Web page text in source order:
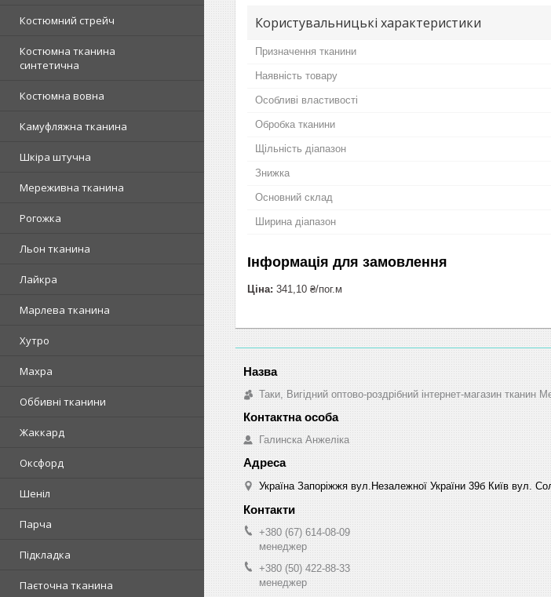
Костюмний стрейч
Костюмна тканина
синтетична
Костюмна вовна
Камуфляжна тканина
Шкіра штучна
Мереживна тканина
Рогожка
Льон тканина
Лайкра
Марлева тканина
Хутро
Махра
Оббивні тканини
Жаккард
Оксфорд
Шеніл
Парча
Підкладка
Паєточна тканина
Користувальницькі характеристики
Призначення тканини
Наявність товару
Особливі властивості
Обробка тканини
Щільність діапазон
Знижка
Основний склад
Ширина діапазон
Інформація для замовлення
Ціна: 341,10 ₴/пог.м
Таки, Вигідний оптово-роздрібний інтернет-магазин тканин
Галинска Анжеліка
Україна Запоріжжя вул.Незалежної України 39б Київ вул.
+380 (67) 614-08-09
менеджер
+380 (50) 422-88-33
менеджер